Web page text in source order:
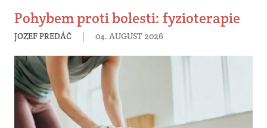
Pohybem proti bolesti: fyzioterapie
JOZEF PREDÁČ |04. AUGUST 2026